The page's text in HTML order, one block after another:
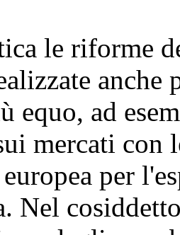
le riforme
equo, ad
mercati con
per
Nel